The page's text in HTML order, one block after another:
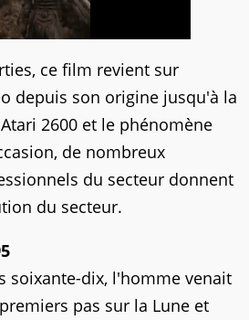
ce film revient sur
depuis son origine jusqu'à la
2600 et le phénomène
de nombreux
du secteur donnent
du secteur.
soixante-dix, l'homme venait
pas sur la Lune et